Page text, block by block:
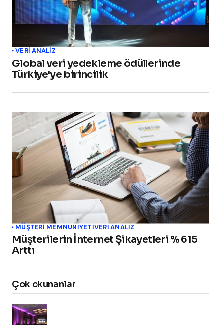
VERI ANALIZ
Global veri yedekleme ödüllerinde
Türkiye'ye birincilik
MÜŞTERI MEMNUNIYETIVERI ANALIZ
Müşterilerin İnternet Şikayetleri % 615
Arttı
Çok okunanlar